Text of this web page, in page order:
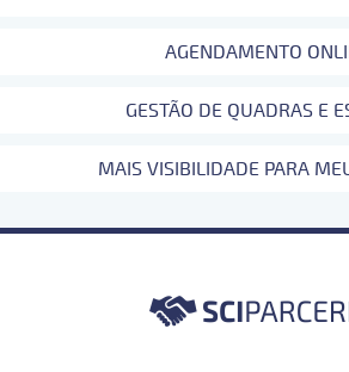
AGENDAMENTO
GESTÃO DE QUADRAS E
MAIS VISIBILIDADE PARA